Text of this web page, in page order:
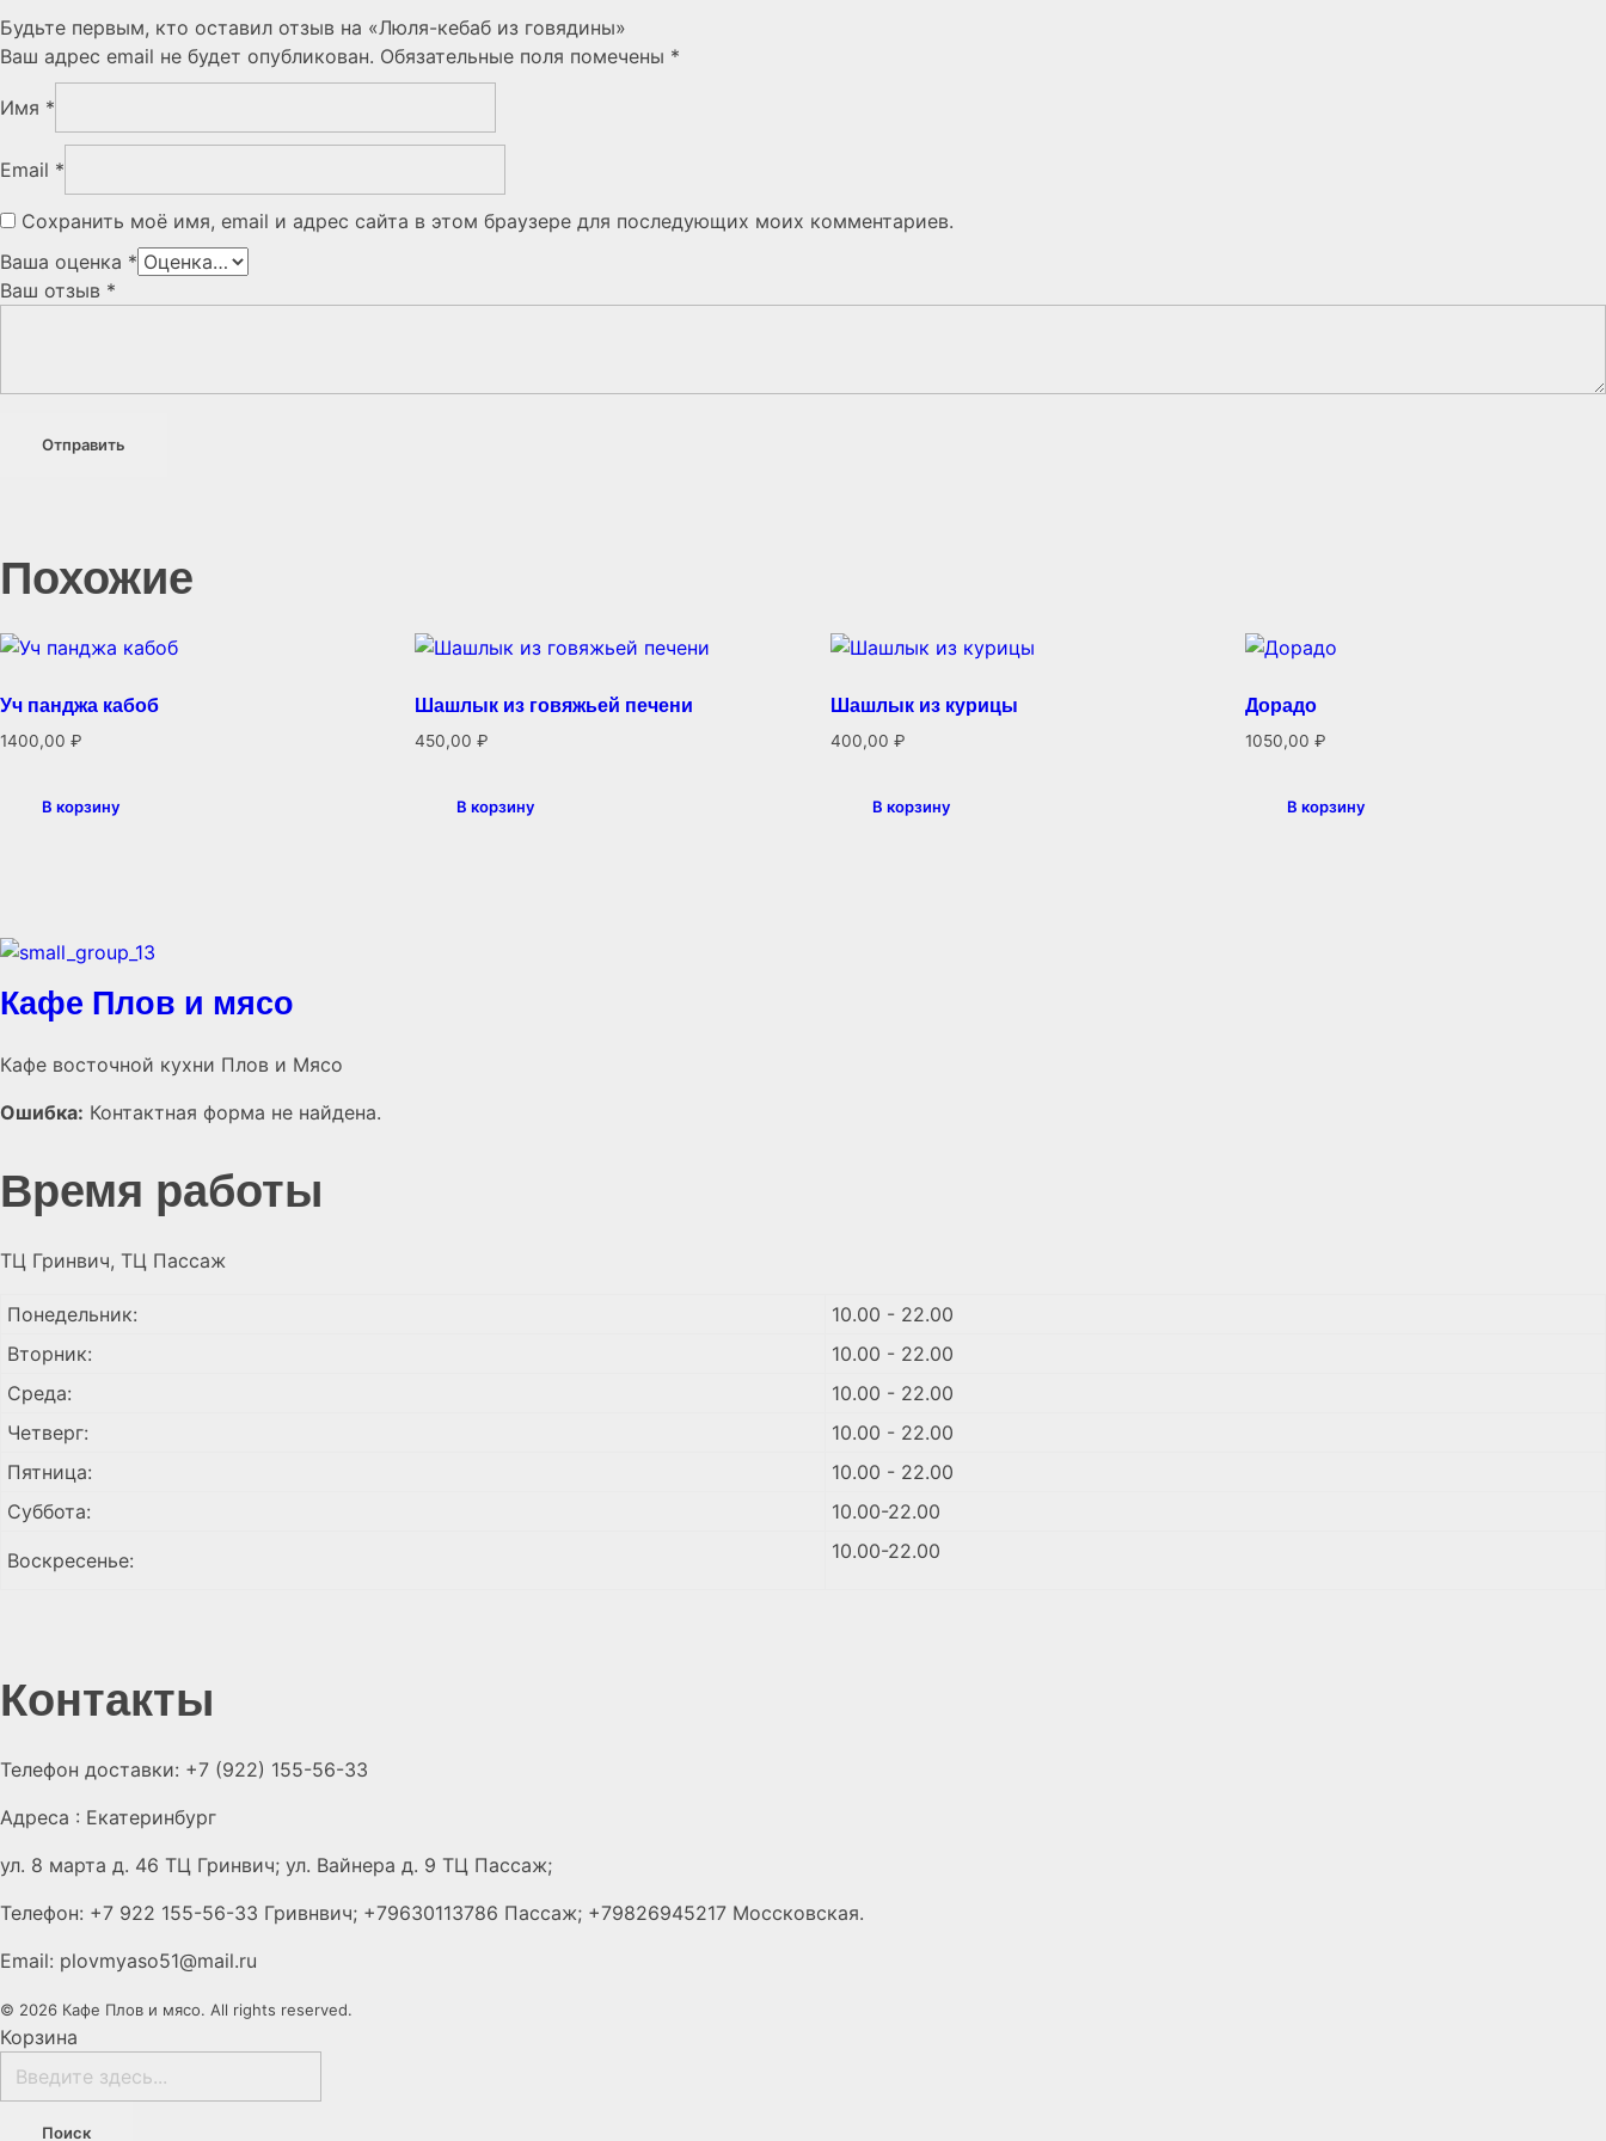
Будьте первым, кто оставил отзыв на «Люля-кебаб из говядины»
Ваш адрес email не будет опубликован. Обязательные поля помечены *
Имя *
Email *
Сохранить моё имя, email и адрес сайта в этом браузере для последующих моих комментариев.
Ваша оценка *
Ваш отзыв *
Похожие
Уч панджа кабоб
1400,00 ₽
В корзину
Шашлык из говяжьей печени
450,00₽
В корзину
Шашлык из курицы
400,00 ₽
В корзину
Дорадо
1050,00₽
В корзину
Кафе Плов и мясо
Кафе восточной кухни Плов и Мясо
Ошибка: Контактная форма не найдена.
Время работы
ТЦ Гринвич, ТЦ Пассаж
Понедельник:
10.00 - 22.00
Вторник:
10.00 - 22.00
Среда:
10.00 - 22.00
Четверг:
10.00 - 22.00
Пятница:
10.00 - 22.00
Суббота:
10.00-22.00
Воскресенье: 10.00-22.00
Контакты
Телефон доставки: +7 (922) 155-56-33
Адреса : Екатеринбург
ул. 8 марта д. 46 ТЦ Гринвич; ул. Вайнера д. 9 ТЦ Пассаж;
Телефон: +7 922 155-56-33 Гривнвич; +79630113786 Пассаж; +79826945217 Моссковская.
Email: plovmyaso51@mail.ru
© 2026 Кафе Плов и мясо. All rights reserved.
Корзина